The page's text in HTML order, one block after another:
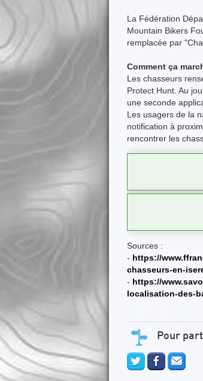
La Fédération
Mountain Bikers
remplacée par
Comment ça
Les chasseurs
Protect Hunt. Au
une seconde
Les usagers de la
notification à
rencontrer les
Sources :
- https://
chasseurs-en-
- https://
localisation-des-
Pour